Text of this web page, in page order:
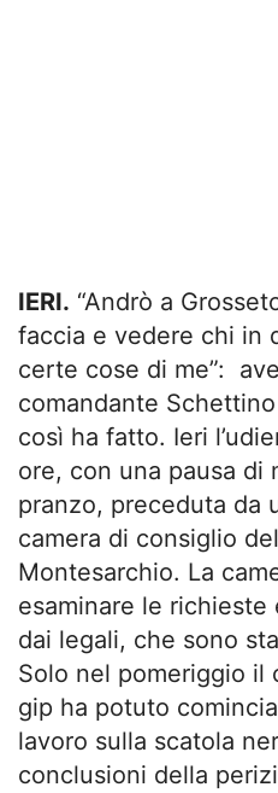
IERI. “Andrò a
faccia e vedere chi in
certe cose di me”:
comandante
così ha fatto. Ieri
ore, con una pausa di
pranzo, preceduta da
camera di consiglio
Montesarchio. La
esaminare le
dai legali, che sono
Solo nel pomeriggio il
gip ha potuto
lavoro sulla scatola
conclusioni della